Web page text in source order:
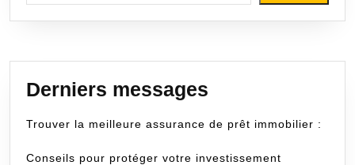
Derniers messages
Trouver la meilleure assurance de prêt immobilier :
Conseils pour protéger votre investissement